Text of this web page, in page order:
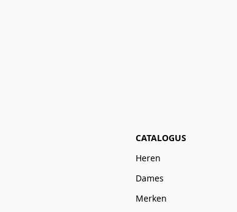
CATALOGUS
Heren
Dames
Merken